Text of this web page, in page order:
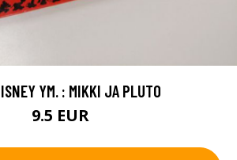
YM. : MIKKI JA PLUTO
9.5 EUR